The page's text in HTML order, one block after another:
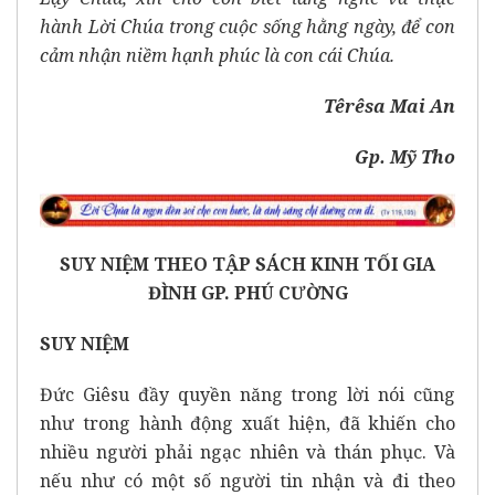
hành Lời Chúa trong cuộc sống hằng ngày, để con
cảm nhận niềm hạnh phúc là con cái Chúa.
Têrêsa Mai An
Gp. Mỹ Tho
SUY NIỆM THEO TẬP SÁCH KINH TỐI GIA
ĐÌNH GP. PHÚ CƯỜNG
SUY NIỆM
Đức Giêsu đầy quyền năng trong lời nói cũng
như trong hành động xuất hiện, đã khiến cho
nhiều người phải ngạc nhiên và thán phục. Và
nếu như có một số người tin nhận và đi theo